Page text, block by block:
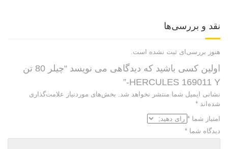
نقد و بررسی‌ها
هنوز بررسی‌ای ثبت نشده است.
اولین کسی باشید که دیدگاهی می نویسد “چیلر 80 تن
HERCULES 169011 Y-”
نشانی ایمیل شما منتشر نخواهد شد. بخش‌های موردنیاز علامت‌گذاری
شده‌اند *
امتیاز شما *
دیدگاه شما *